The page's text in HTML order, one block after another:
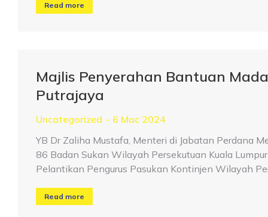
Read more
Majlis Penyerahan Bantuan
Putrajaya
Uncategorized
6 Mac 2024
YB Dr Zaliha Mustafa, Menteri di Jabatan Perdana
86 Badan Sukan Wilayah Persekutuan Kuala
Pelantikan Pengurus Pasukan Kontinjen Wilayah
Read more